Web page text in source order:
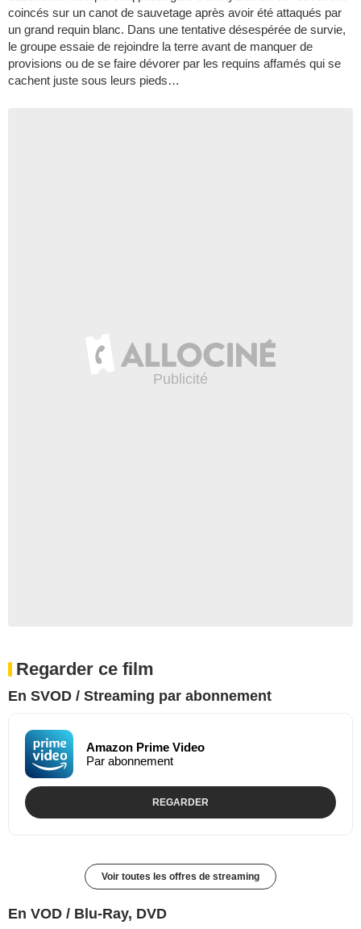
coincés sur un canot de sauvetage après avoir été attaqués par
un grand requin blanc. Dans une tentative désespérée de survie,
le groupe essaie de rejoindre la terre avant de manquer de
provisions ou de se faire dévorer par les requins affamés qui se
cachent juste sous leurs pieds…
Regarder ce film
En SVOD / Streaming par abonnement
Amazon Prime Video
Par abonnement
REGARDER
Voir toutes les offres de streaming
En VOD / Blu-Ray, DVD